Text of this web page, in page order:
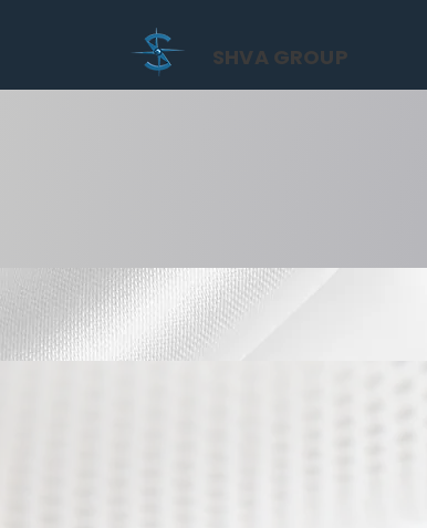
SHVA GROUP